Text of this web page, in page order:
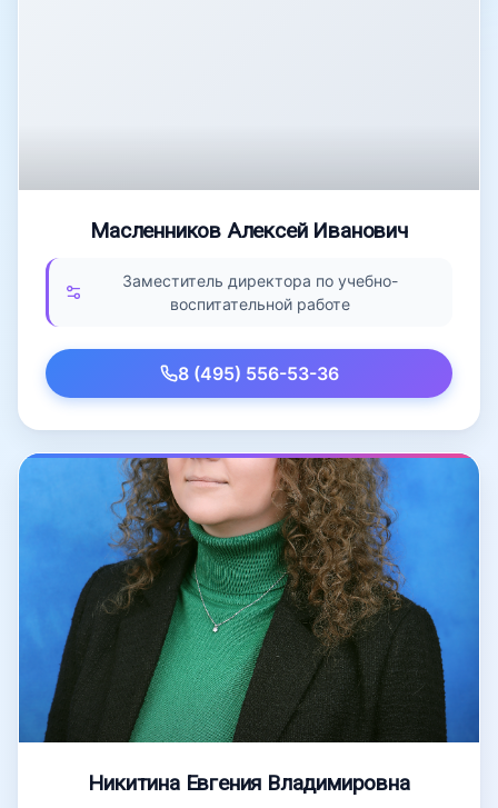
Масленников Алексей Иванович
Заместитель директора по учебно-
воспитательной работе
8 (495) 556-53-36
Никитина Евгения Владимировна